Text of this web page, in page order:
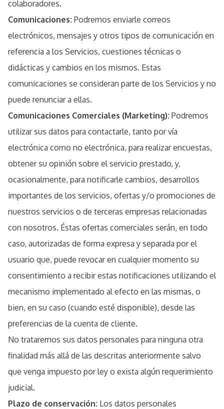
colaboradores.
Comunicaciones: Podremos enviarle correos
electrónicos, mensajes y otros tipos de comunicación en
referencia a los Servicios, cuestiones técnicas o
didácticas y cambios en los mismos. Estas
comunicaciones se consideran parte de los Servicios y no
puede renunciar a ellas.
Comunicaciones Comerciales (Marketing): Podremos
utilizar sus datos para contactarle, tanto por vía
electrónica como no electrónica, para realizar encuestas,
obtener su opinión sobre el servicio prestado, y,
ocasionalmente, para notificarle cambios, desarrollos
importantes de los servicios, ofertas y/o promociones de
nuestros servicios o de terceras empresas relacionadas
con nosotros. Éstas ofertas comerciales serán, en todo
caso, autorizadas de forma expresa y separada por el
usuario que, puede revocar en cualquier momento su
consentimiento a recibir estas notificaciones utilizando el
mecanismo implementado al efecto en las mismas, o
bien, en su caso (cuando esté disponible), desde las
preferencias de la cuenta de cliente.
No trataremos sus datos personales para ninguna otra
finalidad más allá de las descritas anteriormente salvo
que venga impuesto por ley o exista algún requerimiento
judicial.
Plazo de conservación: Los datos personales